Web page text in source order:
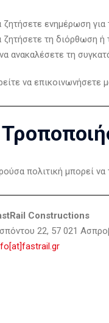
ζητήσετε ενημέρωση
ζητήσετε τη διόρθωση ή
ανακαλέσετε τη
να επικοινωνήσετε
πολιτική μπορεί να
Constructions
22, 57 021